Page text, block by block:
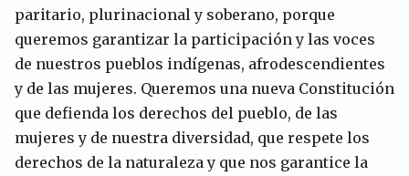
paritario, plurinacional y soberano, porque
queremos garantizar la participación y las voces
de nuestros pueblos indígenas, afrodescendientes
y de las mujeres. Queremos una nueva Constitución
que defienda los derechos del pueblo, de las
mujeres y de nuestra diversidad, que respete los
derechos de la naturaleza y que nos garantice la